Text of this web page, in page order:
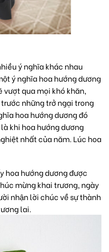
ý nghĩa khác nhau
ý nghĩa hoa hướng dương
qua mọi khó khăn,
những trở ngại trong
hoa hướng dương đó
khi hoa hướng dương
nhất của năm. Lúc hoa
hoa hướng dương được
mừng khai trương, ngày
nhận lời chúc về sự thành
lai.